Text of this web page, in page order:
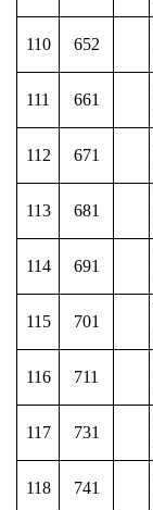
110 652
111 661
112 671
113 681
114 691
115 701
116 711
117 731
118 741